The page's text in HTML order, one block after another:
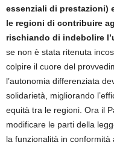
essenziali di prestazioni)
le regioni di contribuire
rischiando di indebolire
se non è stata ritenuta
colpire il cuore del
l’autonomia differenziata
solidarietà, migliorando
equità tra le regioni. Ora il
modificare le parti della
la funzionalità in conformità